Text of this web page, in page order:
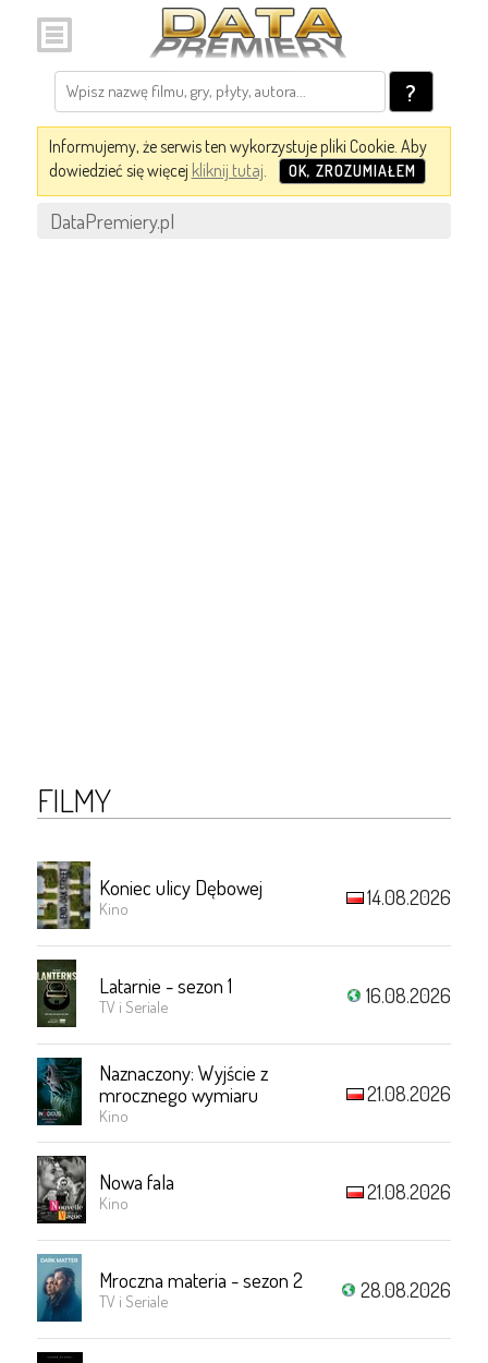
?
Informujemy, że serwis ten wykorzystuje pliki Cookie. Aby
dowiedzieć się więcej kliknij tutaj. OK, ZROZUMIAŁEM
DataPremiery.pl
FILMY
Koniec ulicy Dębowej
Kino 14.08.2026
Latarnie - sezon 1
TV i Seriale 16.08.2026
Naznaczony: Wyjście z
mrocznego wymiaru
Kino
21.08.2026
Nowa fala
Kino 21.08.2026
Mroczna materia - sezon 2
TV i Seriale 28.08.2026